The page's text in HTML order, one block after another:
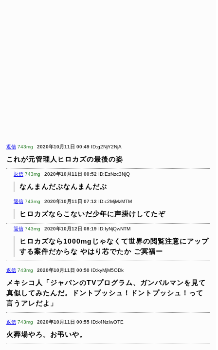
返信 743mg 2020年10月11日 00:49 ID:g2NjY2NjA
これが元管理人ヒロカズの最後の姿
返信 743mg 2020年10月11日 00:52 ID:EzNzc3NjQ
なんまんだぶなんまんだぶ
返信 743mg 2020年10月11日 07:12 ID:c2MjMzMTM
ヒロカズならこないだ少年に声掛けしてたぞ
返信 743mg 2020年10月12日 08:19 ID:IyNjQwNTM
ヒロカズなら1000mgじゃなくて世界の閲覧注意にアップ
する案件だからな やはり芯でたか ご冥福ー
返信 743mg 2020年10月11日 00:50 ID:kyMjM5ODk
メキシコ人「ジャパンのTVプログラム、ガンバルマンを見て
真似してみたんだ。ドントプッシュ！ドントプッシュ！って
言うアレだよ」
返信 743mg 2020年10月11日 00:55 ID:k4NzIwOTE
火葬場やろ。お弔いや。